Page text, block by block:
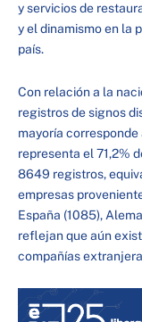
y servicios de
y el dinamismo en la
país.
Con relación a la
registros de signos
mayoría
representa el 71,2%
8649 registros,
empresas
España (1085),
reflejan que aún
compañías